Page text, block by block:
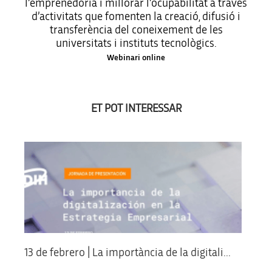
l’emprenedoria i millorar l’ocupabilitat a través
d’activitats que fomenten la creació, difusió i
transferència del coneixement de les
universitats i instituts tecnològics.
Webinari online
ET POT INTERESSAR
13 de febrero | La importància de la digitali...